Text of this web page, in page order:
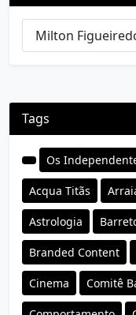
Milton
Tags
Os
Acqua Titãs
Astrologia
Branded Content
Cinema Comitê